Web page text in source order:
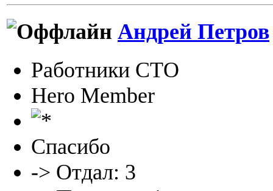
Андрей Петров
Работники СТО
Hero Member
Спасибо
-> Отдал: 3